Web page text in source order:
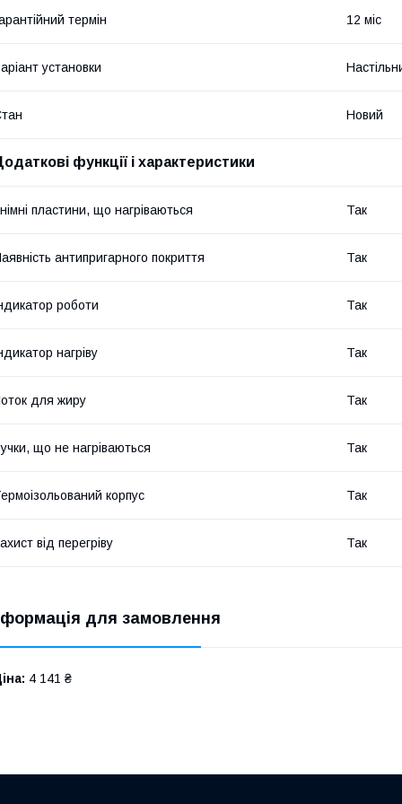
термін 12 міс
установки
Новий
функції і характеристики
пластини, що нагріваються Так
антипригарного покриття Так
роботи Так
нагріву Так
для жиру Так
що не нагріваються Так
корпус Так
від перегріву Так
для замовлення
4 141 ₴